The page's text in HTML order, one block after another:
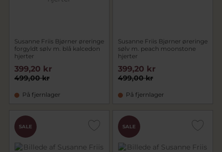
Susanne Friis Bjørner øreringe
forgyldt sølv m. blå kalcedon
hjerter
499,00 kr
399,20 kr
På fjernlager
Susanne Friis Bjørner øreringe
sølv m. peach moonstone
hjerter
499,00 kr
399,20 kr
På fjernlager
SALE SALE